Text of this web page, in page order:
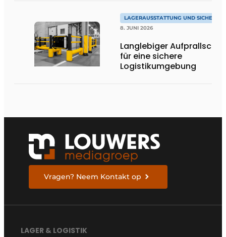
LAGERAUSSTATTUNG UND
8. JUNI 2026
Langlebiger
für eine sichere
Logistikumgebung
Vragen? Neem Kontakt op
LAGER & LOGISTIK